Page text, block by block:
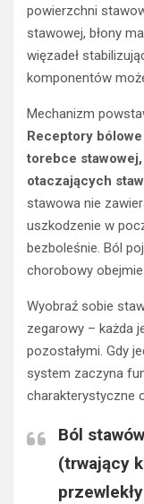
powierzchni
stawowej, błony
więzadeł
komponentów
Mechanizm
Receptory
torebce
otaczających
stawowa nie
uszkodzenie w
bezboleśnie. Ból
chorobowy
Wyobraź sobie
zegarowy – każda
pozostałymi. Gdy
system zaczyna
charakterystyczne
Ból
(trwający